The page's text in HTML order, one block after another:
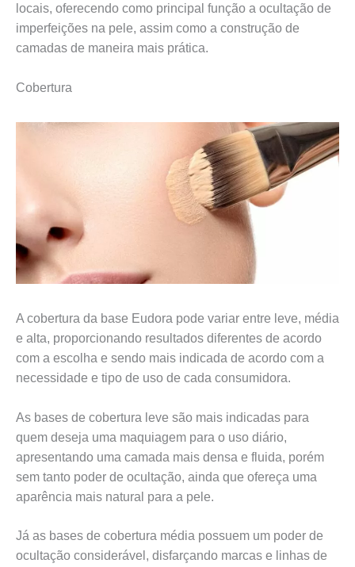
locais, oferecendo como principal função a ocultação de
imperfeições na pele, assim como a construção de
camadas de maneira mais prática.
Cobertura
A cobertura da base Eudora pode variar entre leve, média
e alta, proporcionando resultados diferentes de acordo
com a escolha e sendo mais indicada de acordo com a
necessidade e tipo de uso de cada consumidora.
As bases de cobertura leve são mais indicadas para
quem deseja uma maquiagem para o uso diário,
apresentando uma camada mais densa e fluida, porém
sem tanto poder de ocultação, ainda que ofereça uma
aparência mais natural para a pele.
Já as bases de cobertura média possuem um poder de
ocultação considerável, disfarçando marcas e linhas de